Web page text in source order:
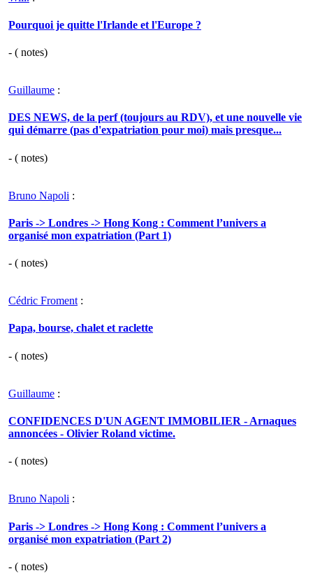
Pourquoi je quitte l'Irlande et l'Europe ?
- ( notes)
Guillaume :
DES NEWS, de la perf (toujours au RDV), et une nouvelle vie
qui démarre (pas d'expatriation pour moi) mais presque...
- ( notes)
Bruno Napoli :
Paris -> Londres -> Hong Kong : Comment l’univers a
organisé mon expatriation (Part 1)
- ( notes)
Cédric Froment :
Papa, bourse, chalet et raclette
- ( notes)
Guillaume :
CONFIDENCES D'UN AGENT IMMOBILIER - Arnaques
annoncées - Olivier Roland victime.
- ( notes)
Bruno Napoli :
Paris -> Londres -> Hong Kong : Comment l’univers a
organisé mon expatriation (Part 2)
- ( notes)